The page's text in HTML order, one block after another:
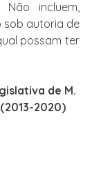
incluem,
sob autoria de
possam ter
de M.
2020)